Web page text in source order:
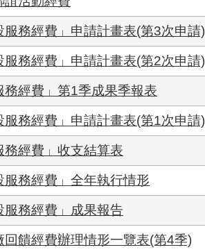
務經費」申請計畫表(第3次申請)
務經費」申請計畫表(第2次申請)
經費」第1季成果季報表
務經費」申請計畫表(第1次申請)
經費」收支結算表
務經費」全年執行情形
務經費」成果報告
饋經費辦理情形一覽表(第4季)